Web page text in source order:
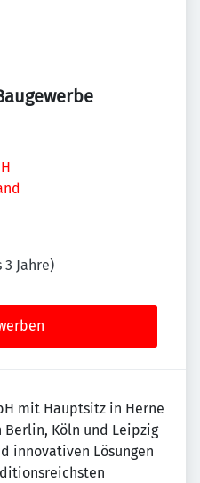
Jahre)
mit Hauptsitz in Herne
Köln und Leipzig
innovativen Lösungen